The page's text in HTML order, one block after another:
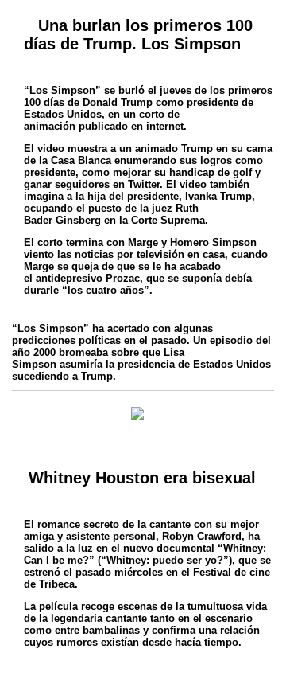
Una burlan los primeros 100
días de Trump. Los Simpson
“Los Simpson” se burló el jueves de los primeros
100 días de Donald Trump como presidente de
Estados Unidos, en un corto de
animación publicado en internet.
El video muestra a un animado Trump en su cama
de la Casa Blanca enumerando sus logros como
presidente, como mejorar su handicap de golf y
ganar seguidores en Twitter. El video también
imagina a la hija del presidente, Ivanka Trump,
ocupando el puesto de la juez Ruth
Bader Ginsberg en la Corte Suprema.
El corto termina con Marge y Homero Simpson
viento las noticias por televisión en casa, cuando
Marge se queja de que se le ha acabado
el antidepresivo Prozac, que se suponía debía
durarle “los cuatro años”.
“Los Simpson” ha acertado con algunas
predicciones políticas en el pasado. Un episodio del
año 2000 bromeaba sobre que Lisa
Simpson asumiría la presidencia de Estados Unidos
sucediendo a Trump.
Whitney Houston era bisexual
El romance secreto de la cantante con su mejor
amiga y asistente personal, Robyn Crawford, ha
salido a la luz en el nuevo documental “Whitney:
Can I be me?” (“Whitney: puedo ser yo?”), que se
estrenó el pasado miércoles en el Festival de cine
de Tribeca.
La película recoge escenas de la tumultuosa vida
de la legendaria cantante tanto en el escenario
como entre bambalinas y confirma una relación
cuyos rumores existían desde hacía tiempo.